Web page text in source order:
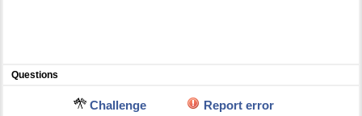
Questions
Challenge Report error